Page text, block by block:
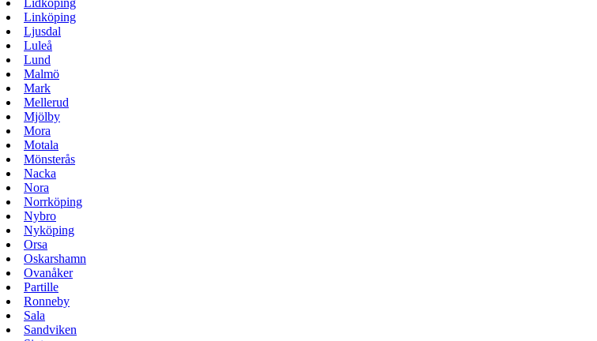
Lidköping
Linköping
Ljusdal
Luleå
Lund
Malmö
Mark
Mellerud
Mjölby
Mora
Motala
Mönsterås
Nacka
Nora
Norrköping
Nybro
Nyköping
Orsa
Oskarshamn
Ovanåker
Partille
Ronneby
Sala
Sandviken